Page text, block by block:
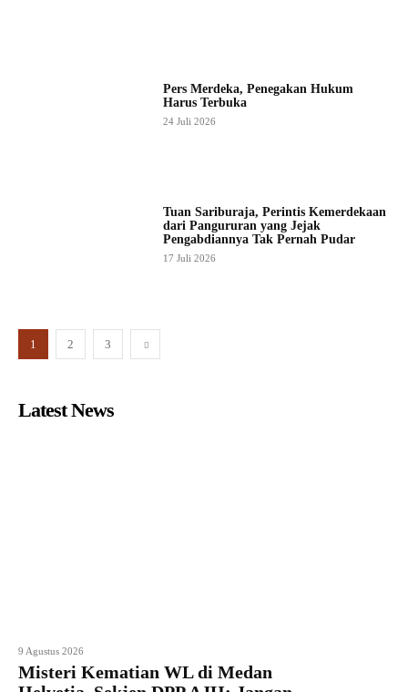
Pers Merdeka, Penegakan Hukum
Harus Terbuka
24 Juli 2026
Tuan Sariburaja, Perintis Kemerdekaan
dari Pangururan yang Jejak
Pengabdiannya Tak Pernah Pudar
17 Juli 2026
1 2 3
Latest News
9 Agustus 2026
Misteri Kematian WL di Medan